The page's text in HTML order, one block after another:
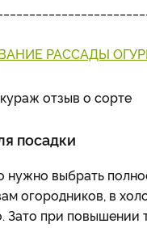
РАССАДЫ
посадки
нужно выбрать
огородников, в
Зато при повышении